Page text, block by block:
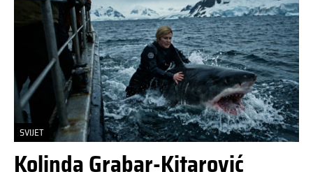
SVIJET
Kolinda Grabar-Kitarović